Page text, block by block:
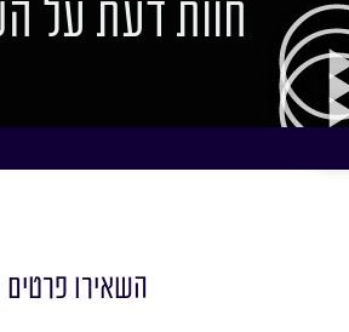
חוות דעת על
השאירו פרטים